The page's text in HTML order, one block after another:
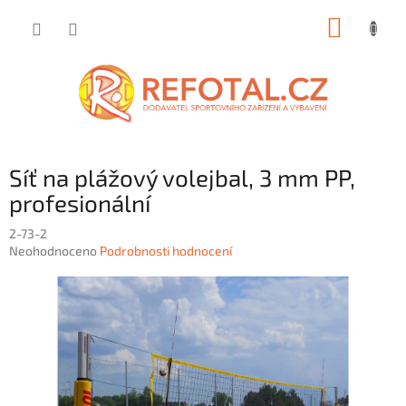
Síť na plážový volejbal, 3 mm PP,
profesionální
2-73-2
Průměrné
produktu
Neohodnoceno Podrobnosti hodnocení